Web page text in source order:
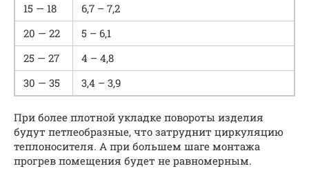
15 — 18
6,7 – 7,2
20 — 22
5 – 6,1
25 — 27
4 – 4,8
30 — 35
3,4 – 3,9
При более плотной укладке повороты изделия
будут петлеобразные, что затруднит циркуляцию
теплоносителя. А при большем шаге монтажа
прогрев помещения будет не равномерным.